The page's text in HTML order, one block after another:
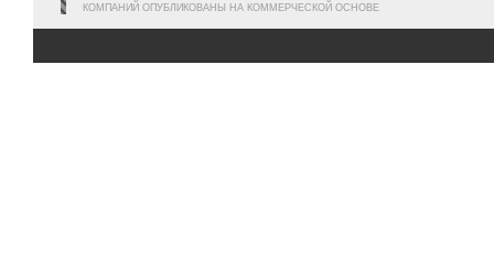
КОМПАНИЙ ОПУБЛИКОВАНЫ НА КОММЕРЧЕСКОЙ ОСНОВЕ